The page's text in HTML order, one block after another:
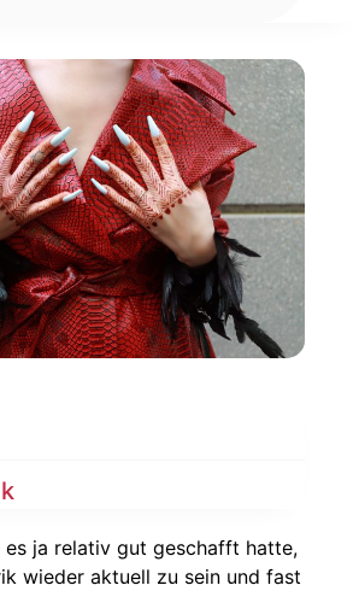
es ja relativ gut geschafft hatte,
wieder aktuell zu sein und fast